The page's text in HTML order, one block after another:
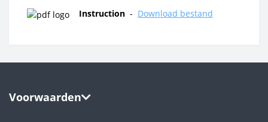
Instruction - Download bestand
Voorwaarden